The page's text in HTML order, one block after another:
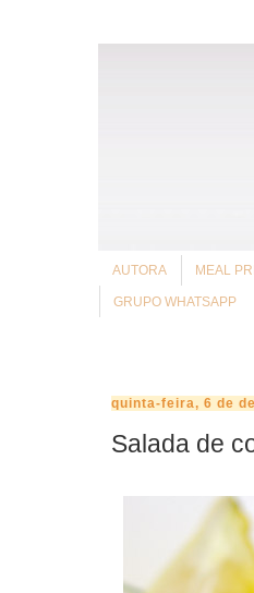
AUTORA MEAL
GRUPO WHATSAPP
quinta-feira, 6 de
Salada de